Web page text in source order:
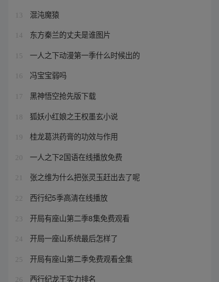
13 混沌魔猿
14 东方秦兰的丈夫是谁图片
15 一人之下动漫第一季什么时候出的
16 冯宝宝弱吗
17 黑神悟空抢先版下载
18 狐妖小红娘之王权墨玄小说
19 桂龙葛洪药膏的功效与作用
20 一人之下2国语在线播放免费
21 张之维为什么把张灵玉赶出去了呢
22 西行纪5季高清在线播放
23 开局有座山第二季8集免费观看
24 开局一座山系统最后怎样了
25 开局有座山第二季免费观看全集
26 西行纪龙王实力排名